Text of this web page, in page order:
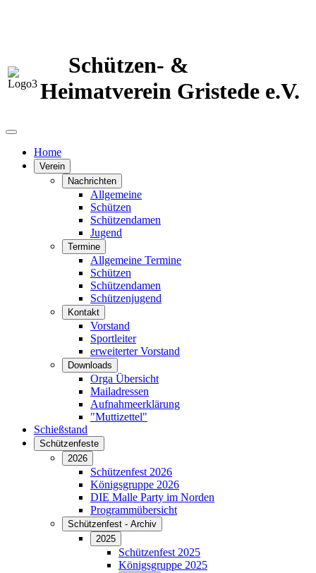
Schützen- &
Heimatverein Gristede e.V.
Home
Verein
Nachrichten
Allgemeine
Schützen
Schützendamen
Jugend
Termine
Allgemeine Termine
Schützen
Schützendamen
Schützenjugend
Kontakt
Vorstand
Sportleiter
erweiterter Vorstand
Downloads
Orga Übersicht
Mailadressen
Aufnahmeerklärung
"Muttizettel"
Schießstand
Schützenfeste
2026
Schützenfest 2026
Königsgruppe 2026
DIE Malle Party im Norden
Programmübersicht
Schützenfest - Archiv
2025
Schützenfest 2025
Königsgruppe 2025